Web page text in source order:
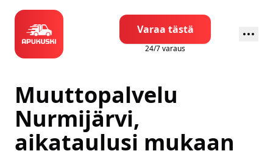
Varaa tästä
24/7 varaus
Muuttopalvelu
Nurmijärvi,
aikataulusi mukaan